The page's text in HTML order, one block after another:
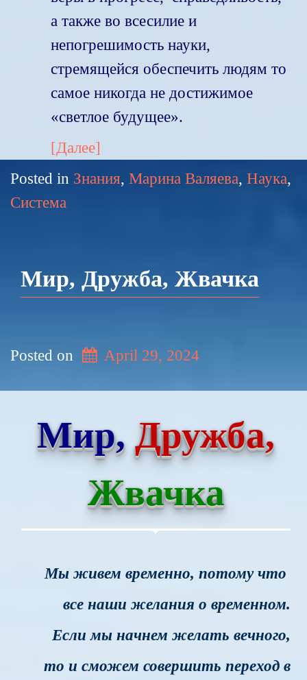
а также во всесилие и
непогрешимость науки,
стремящейся обеспечить людям то
самое никогда не достижимое
«светлое будущее».
[Далее]
Posted in Знания, Марина Валяева, Наука,
Система
Мир, Дружба, Жвачка
Posted on April 29, 2024
Мир,Дружба,
Жвачка
Мы живем временно, потому что
все наши желания о временном.
Если мы начнем желать вечного,
то и сможем совершить переход в